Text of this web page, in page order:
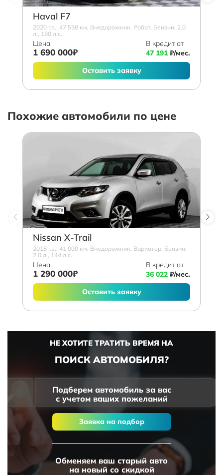
Haval F7
2020 г.в., 47 558 км, Внедорожник, Робот, Бензин, 2.0
л., 190 л.с.
Цена
1 690 000₽
В кредит от
47 191 ₽/мес.
Оставить заявку
Похожие автомобили по цене
Nissan X-Trail
2018 г.в., 41 000 км, Внедорожник, Вариатор, Бензин,
2.0 л., 144 л.с.
Цена
1 290 000₽
В кредит от
36 022 ₽/мес.
Оставить заявку
НЕ ХОТИТЕ ТРАТИТЬ ВРЕМЯ НА
ПОИСК АВТОМОБИЛЯ?
Подберем автомобиль за вас
с учетом ваших пожеланий
Заявка на подбор
Обменяем ваш старый авто
на новый со скидкой